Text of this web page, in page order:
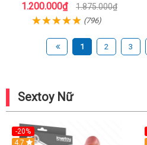
1.200.000₫ 1.875.000₫
(796)
1 2 3
Sextoy Nữ
-20%
Hot
4.7